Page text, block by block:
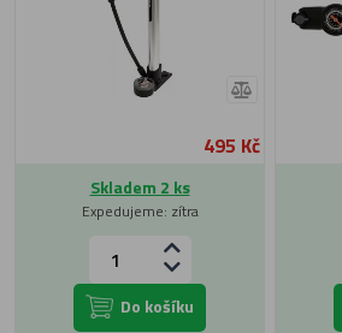
495 Kč
Skladem 2 ks
Expedujeme: zítra
Do košíku